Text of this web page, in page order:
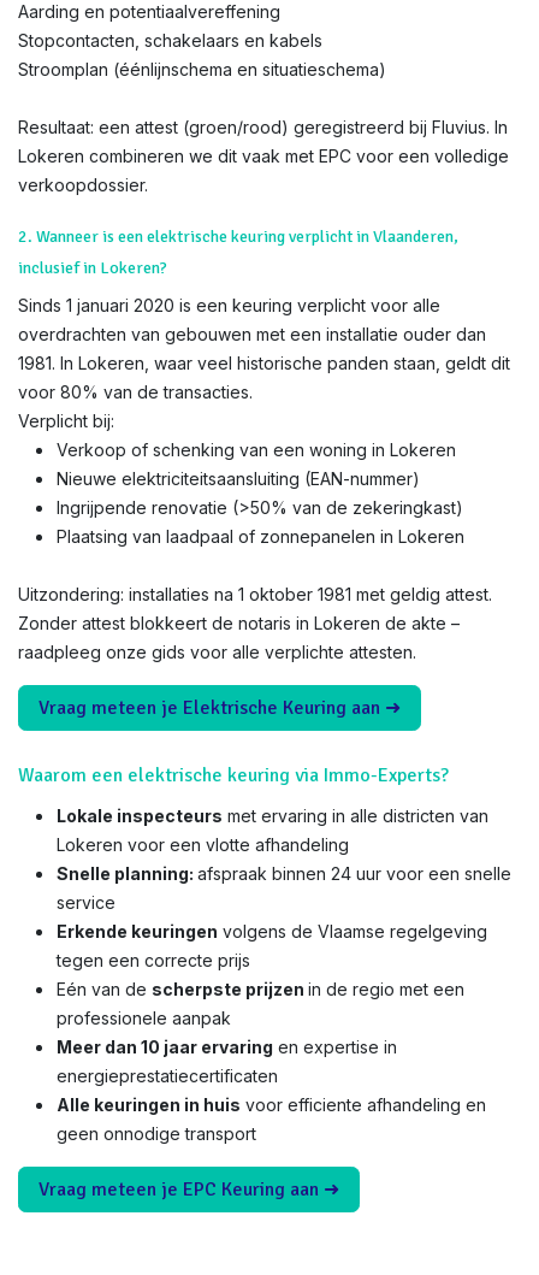
Aarding en potentiaalvereffening
Stopcontacten, schakelaars en kabels
Stroomplan (éénlijnschema en situatieschema)
Resultaat: een attest (groen/rood) geregistreerd bij Fluvius. In
Lokeren combineren we dit vaak met EPC voor een volledige
verkoopdossier.
2. Wanneer is een elektrische keuring verplicht in Vlaanderen,
inclusief in Lokeren?
Sinds 1 januari 2020 is een keuring verplicht voor alle
overdrachten van gebouwen met een installatie ouder dan
1981. In Lokeren, waar veel historische panden staan, geldt dit
voor 80% van de transacties.
Verplicht bij:
Verkoop of schenking van een woning in Lokeren
Nieuwe elektriciteitsaansluiting (EAN-nummer)
Ingrijpende renovatie (>50% van de zekeringkast)
Plaatsing van laadpaal of zonnepanelen in Lokeren
Uitzondering: installaties na 1 oktober 1981 met geldig attest.
Zonder attest blokkeert de notaris in Lokeren de akte –
raadpleeg onze gids voor alle verplichte attesten.
Vraag meteen je Elektrische Keuring aan ➜
Waarom een elektrische keuring via Immo-Experts?
Lokale inspecteurs met ervaring in alle districten van
Lokeren voor een vlotte afhandeling
Snelle planning: afspraak binnen 24 uur voor een snelle
service
Erkende keuringen volgens de Vlaamse regelgeving
tegen een correcte prijs
Eén van de scherpste prijzen in de regio met een
professionele aanpak
Meer dan 10 jaar ervaring en expertise in
energieprestatiecertificaten
Alle keuringen in huis voor efficiente afhandeling en
geen onnodige transport
Vraag meteen je EPC Keuring aan ➜